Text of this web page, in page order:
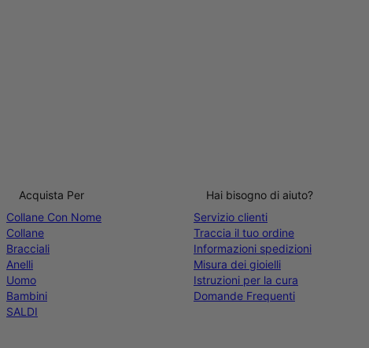
Acquista Per
Collane Con Nome
Collane
Bracciali
Anelli
Uomo
Bambini
SALDI
Hai bisogno di aiuto?
Servizio clienti
Traccia il tuo ordine
Informazioni spedizioni
Misura dei gioielli
Istruzioni per la cura
Domande Frequenti